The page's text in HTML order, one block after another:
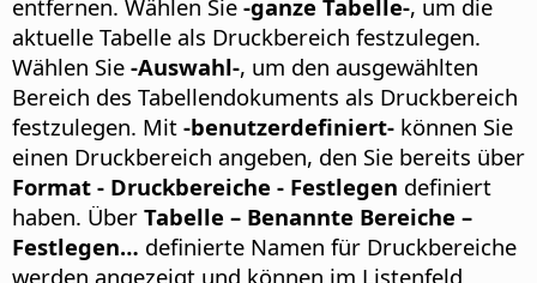
entfernen. Wählen Sie -ganze Tabelle-, um die
aktuelle Tabelle als Druckbereich festzulegen.
Wählen Sie -Auswahl-, um den ausgewählten
Bereich des Tabellendokuments als Druckbereich
festzulegen. Mit -benutzerdefiniert- können Sie
einen Druckbereich angeben, den Sie bereits über
Format - Druckbereiche - Festlegen definiert
haben. Über Tabelle – Benannte Bereiche –
Festlegen… definierte Namen für Druckbereiche
werden angezeigt und können im Listenfeld